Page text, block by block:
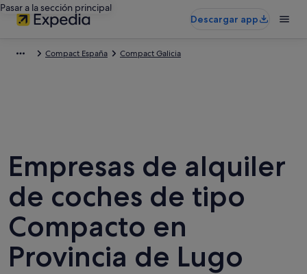
Pasar a la sección principal
Descargar app
Compact España Compact Galicia
Empresas de alquiler
de coches de tipo
Compacto en
Provincia de Lugo